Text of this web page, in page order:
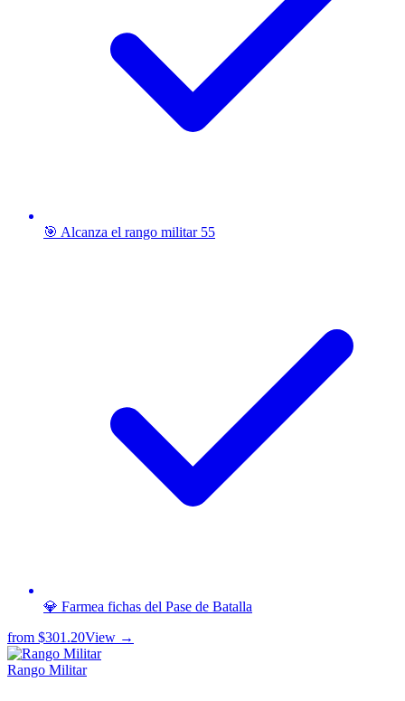
🎯 Alcanza el rango militar 55
💎 Farmea fichas del Pase de Batalla
from $301.20View →
Rango Militar